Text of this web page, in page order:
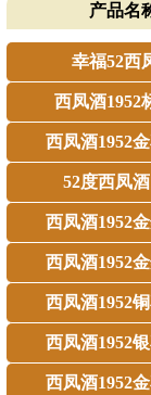
产品名
幸福52西
西凤酒1952
西凤酒1952
52度西凤
西凤酒1952
西凤酒1952
西凤酒1952
西凤酒1952
西凤酒1952